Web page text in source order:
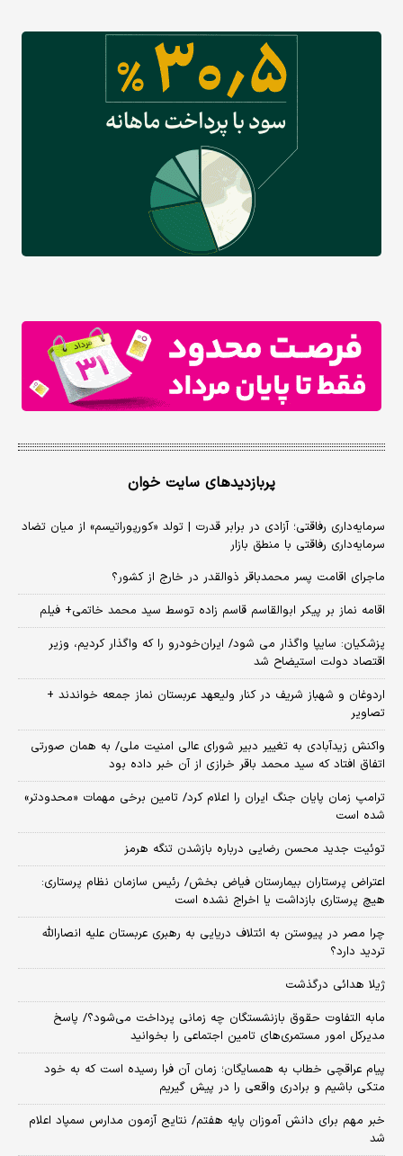
پربازدیدهای سایت خوان
سرمایه‌داری رفاقتی؛ آزادی در برابر قدرت | تولد «کورپوراتیسم» از میان تضاد
سرمایه‌داری رفاقتی با منطق بازار
ماجرای اقامت پسر محمدباقر ذوالقدر در خارج از کشور؟
اقامه نماز بر پیکر ابوالقاسم قاسم زاده توسط سید محمد خاتمی+ فیلم
پزشکیان: سایپا واگذار می شود/ ایران‌خودرو را که واگذار کردیم، وزیر
اقتصاد دولت استیضاح شد
اردوغان و شهباز شریف در کنار ولیعهد عربستان نماز جمعه خواندند +
تصاویر
واکنش زیدآبادی به تغییر دبیر شورای عالی امنیت ملی/ به همان صورتی
اتفاق افتاد که سید محمد باقر خرازی از آن خبر داده بود
ترامپ زمان پایان جنگ ایران را اعلام کرد/ تامین برخی مهمات «محدودتر»
شده است
توئیت جدید محسن رضایی درباره بازشدن تنگه هرمز
اعتراض پرستاران بیمارستان فیاض بخش/ رئیس سازمان نظام پرستاری:
هیچ پرستاری بازداشت یا اخراج نشده است
چرا مصر در پیوستن به ائتلاف دریایی به رهبری عربستان علیه انصارالله
تردید دارد؟
ژیلا هدائی درگذشت
مابه التفاوت حقوق بازنشستگان چه زمانی پرداخت می‌شود؟/ پاسخ
مدیرکل امور مستمری‌های تامین اجتماعی را بخوانید
پیام عراقچی خطاب به همسایگان؛ زمان آن فرا رسیده است که به خود
متکی باشیم و برادری واقعی را در پیش گیریم
خبر مهم برای دانش آموزان پایه هفتم/ نتایج آزمون مدارس سمپاد اعلام
شد